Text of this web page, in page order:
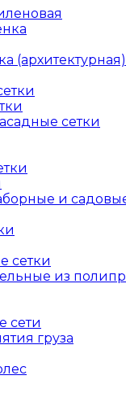
(архитектурная)
сетки
и
сетки
из
сети
груза